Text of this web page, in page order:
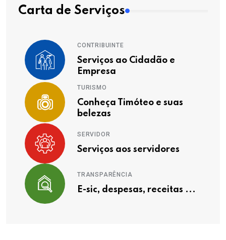
Carta de Serviços
CONTRIBUINTE
Serviços ao Cidadão e
Empresa
TURISMO
Conheça Timóteo e suas
belezas
SERVIDOR
Serviços aos servidores
TRANSPARÊNCIA
E-sic, despesas, receitas ...